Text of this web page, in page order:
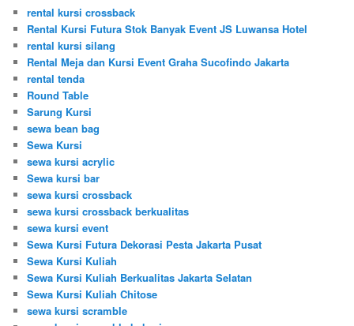
rental kursi crossback
Rental Kursi Futura Stok Banyak Event JS Luwansa Hotel
rental kursi silang
Rental Meja dan Kursi Event Graha Sucofindo Jakarta
rental tenda
Round Table
Sarung Kursi
sewa bean bag
Sewa Kursi
sewa kursi acrylic
Sewa kursi bar
sewa kursi crossback
sewa kursi crossback berkualitas
sewa kursi event
Sewa Kursi Futura Dekorasi Pesta Jakarta Pusat
Sewa Kursi Kuliah
Sewa Kursi Kuliah Berkualitas Jakarta Selatan
Sewa Kursi Kuliah Chitose
sewa kursi scramble